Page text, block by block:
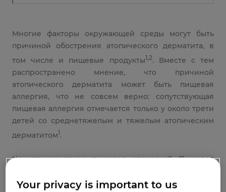
Многие факторы окружающей среды могут быть
причиной обострения атопического дерматита, в
том числе и пищевые продукты1,2. Вместе с тем
распространено мнение, что причиной
атопического дерматита может быть пищевая
аллергия, что не совсем верно: сопутствующая
пищевая аллергия отмечается только у около трети
детей со среднетяжелым и тяжелым атопическим
дерматитом1.
Но что же такое пищевая аллергия? Пищевая
реакция, в основе которой лежат определенные
Your privacy is important to us